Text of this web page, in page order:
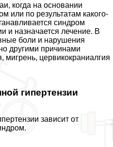
когда на основании
или по результатам какого-
синдром
и назначается лечение. В
боли и нарушения
другими причинами
мигрень, цервикокраниалгия
гипертензии
зависит от